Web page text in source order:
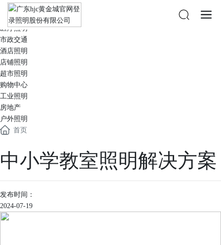
办公照明
教育照明
医疗照明
市政交通
酒店照明
店铺照明
超市照明
购物中心
工业照明
房地产
户外照明
首页
中小学教室照明解决方案
发布时间：
2024-07-19